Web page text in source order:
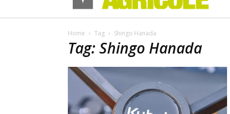
Home Tag Shingo Hanada
Tag: Shingo Hanada